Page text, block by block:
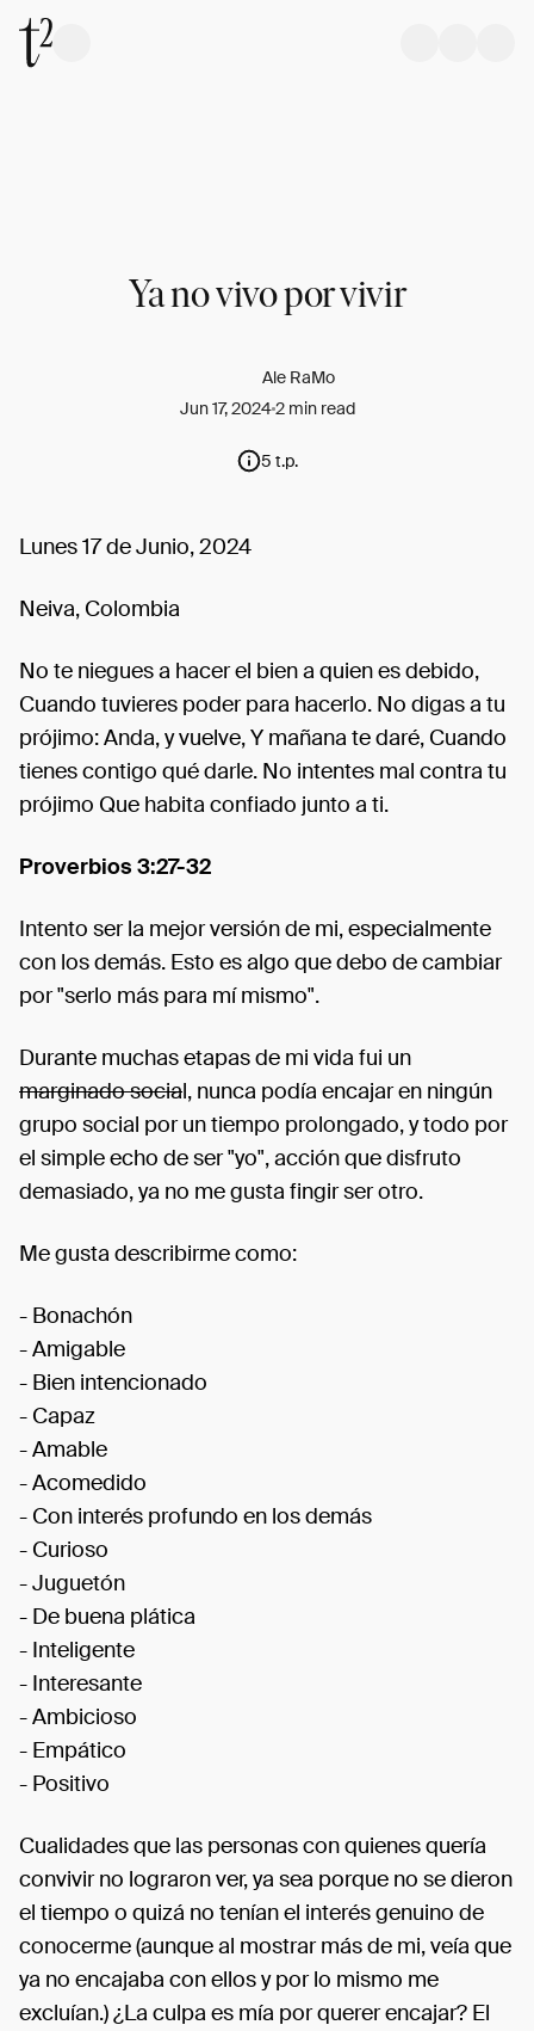
Ya no vivo por vivir
Ale RaMo
Jun 17, 20242 min read
5 t.p.
Lunes 17 de Junio, 2024
Neiva, Colombia
No te niegues a hacer el bien a quien es debido,
Cuando tuvieres poder para hacerlo. No digas a tu
prójimo: Anda, y vuelve, Y mañana te daré, Cuando
tienes contigo qué darle. No intentes mal contra tu
prójimo Que habita confiado junto a ti.
Proverbios 3:27-32
Intento ser la mejor versión de mi, especialmente
con los demás. Esto es algo que debo de cambiar
por "serlo más para mí mismo".
Durante muchas etapas de mi vida fui un
marginado social, nunca podía encajar en ningún
grupo social por un tiempo prolongado, y todo por
el simple echo de ser "yo", acción que disfruto
demasiado, ya no me gusta fingir ser otro.
Me gusta describirme como:
- Bonachón
- Amigable
- Bien intencionado
- Capaz
- Amable
- Acomedido
- Con interés profundo en los demás
- Curioso
- Juguetón
- De buena plática
- Inteligente
- Interesante
- Ambicioso
- Empático
- Positivo
Cualidades que las personas con quienes quería
convivir no lograron ver, ya sea porque no se dieron
el tiempo o quizá no tenían el interés genuino de
conocerme (aunque al mostrar más de mi, veía que
ya no encajaba con ellos y por lo mismo me
excluían.) ¿La culpa es mía por querer encajar? El